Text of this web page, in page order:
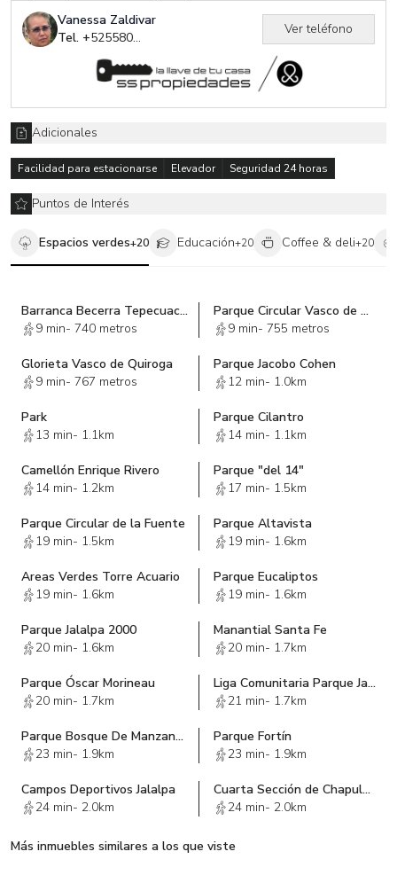
Vanessa Zaldivar
Tel. +525580373916
Ver teléfono
Adicionales
Facilidad para estacionarse Elevador Seguridad 24 horas
Puntos de Interés
Espacios verdes+20 Educación+20 Coffee & deli+20
Barranca Becerra Tepecuache Sección La Loma
9 min- 740 metros
Parque Circular Vasco de Quiroga-Santa Fe
9 min- 755 metros
Glorieta Vasco de Quiroga
9 min- 767 metros
Parque Jacobo Cohen
12 min- 1.0km
Park
13 min- 1.1km
Parque Cilantro
14 min- 1.1km
Camellón Enrique Rivero
14 min- 1.2km
Parque "del 14"
17 min- 1.5km
Parque Circular de la Fuente
19 min- 1.5km
Parque Altavista
19 min- 1.6km
Areas Verdes Torre Acuario
19 min- 1.6km
Parque Eucaliptos
19 min- 1.6km
Parque Jalalpa 2000
20 min- 1.6km
Manantial Santa Fe
20 min- 1.7km
Parque Óscar Morineau
20 min- 1.7km
Liga Comunitaria Parque Jalalpa
21 min- 1.7km
Parque Bosque De Manzanos
23 min- 1.9km
Parque Fortín
23 min- 1.9km
Campos Deportivos Jalalpa
24 min- 2.0km
Cuarta Sección de Chapultepec
24 min- 2.0km
Más inmuebles similares a los que viste